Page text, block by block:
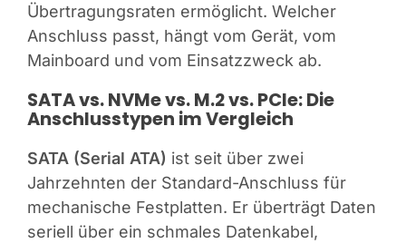
Übertragungsraten ermöglicht. Welcher
Anschluss passt, hängt vom Gerät, vom
Mainboard und vom Einsatzzweck ab.
SATA vs. NVMe vs. M.2 vs. PCIe: Die
Anschlusstypen im Vergleich
SATA (Serial ATA) ist seit über zwei
Jahrzehnten der Standard-Anschluss für
mechanische Festplatten. Er überträgt Daten
seriell über ein schmales Datenkabel,